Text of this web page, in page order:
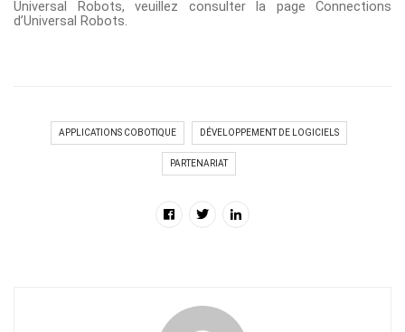
Universal Robots, veuillez consulter la page Connections
d’Universal Robots.
APPLICATIONS COBOTIQUE DÉVELOPPEMENT DE LOGICIELS
PARTENARIAT